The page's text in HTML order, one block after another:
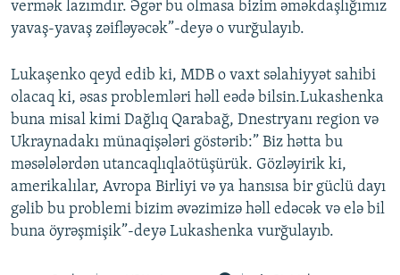
vermək lazımdır. Əgər bu olmasa bizim əməkdaşlığımız
yavaş-yavaş zəifləyəcək”-deyə o vurğulayıb.
Lukaşenko qeyd edib ki, MDB o vaxt səlahiyyət sahibi
olacaq ki, əsas problemləri həll eədə bilsin.Lukashenka
buna misal kimi Dağlıq Qarabağ, Dnestryanı region və
Ukraynadakı münaqişələri göstərib:” Biz hətta bu
məsələlərdən utancaqlıqlaötüşürük. Gözləyirik ki,
amerikalılar, Avropa Birliyi və ya hansısa bir güclü dayı
gəlib bu problemi bizim əvəzimizə həll edəcək və elə bil
buna öyrəşmişik”-deyə Lukashenka vurğulayıb.